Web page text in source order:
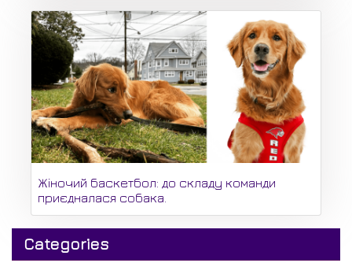
Жіночий баскетбол: до складу команди
приєдналася собака.
Categories